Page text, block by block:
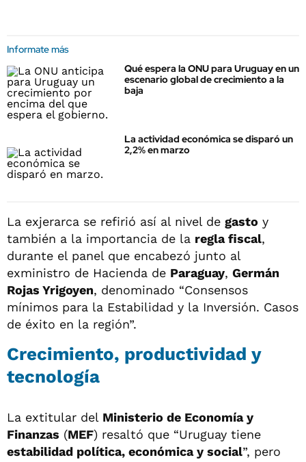
Informate más
Qué espera la ONU para Uruguay en un
escenario global de crecimiento a la
baja
La actividad económica se disparó un
2,2% en marzo
La exjerarca se refirió así al nivel de gasto y
también a la importancia de la regla fiscal,
durante el panel que encabezó junto al
exministro de Hacienda de Paraguay, Germán
Rojas Yrigoyen, denominado “Consensos
mínimos para la Estabilidad y la Inversión. Casos
de éxito en la región”.
Crecimiento, productividad y
tecnología
La extitular del Ministerio de Economía y
Finanzas (MEF) resaltó que “Uruguay tiene
estabilidad política, económica y social”, pero